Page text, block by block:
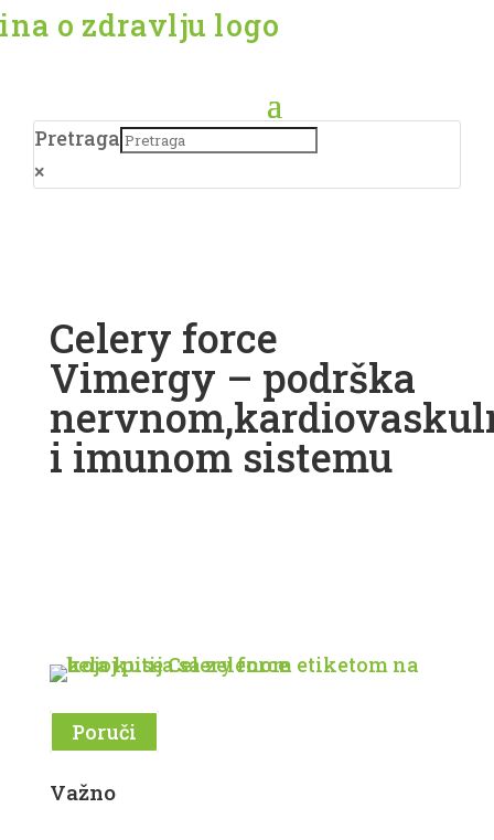
Pretraga
×
Celery force
Vimergy – podrška
i imunom sistemu
Poruči
Važno